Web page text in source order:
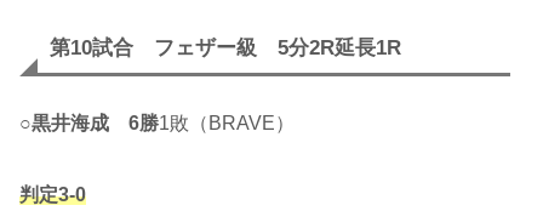
第10試合 フェザー級 5分2R延長1R
○黒井海成 6勝1敗（BRAVE）
判定3-0